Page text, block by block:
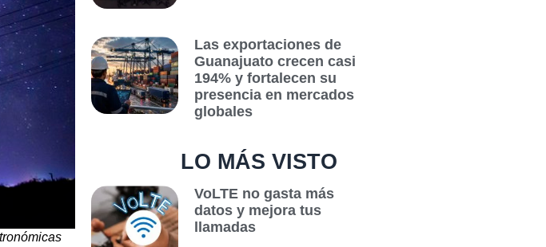
Las exportaciones de
Guanajuato crecen casi
194% y fortalecen su
presencia en mercados
globales
LO MÁS VISTO
VoLTE no gasta más
datos y mejora tus
llamadas